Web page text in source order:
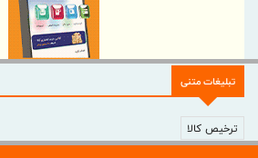
وقتی «عملکرد» از راز ثروت پنهان آسیا
دیدار مدیر هماهنگی مناطق ویژه اقتصادی
صنعتی کاوه
بسیج ظرفیت‌های منطقه آزاد دوغارون برای
تردد در شلمچه از مرز یک و نیم میلیون
سازمان منطقه آزاد اروند با بسیج همه
تبلیغات متنی
ترخیص کالا